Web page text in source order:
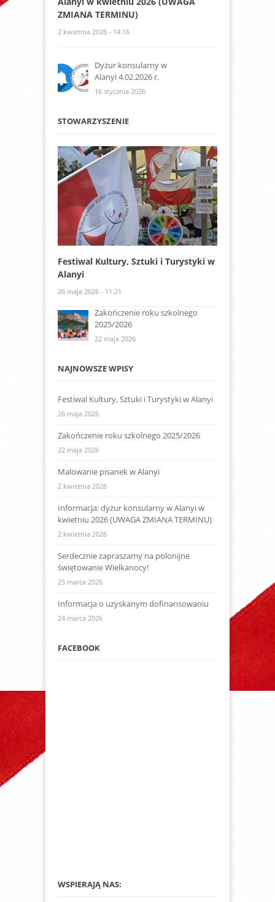
ZMIANA TERMINU)
2 kwietnia 2026 - 14:16
Dyżur konsularny w
Alanyi 4.02.2026 r.
16 stycznia 2026
STOWARZYSZENIE
Festiwal Kultury, Sztuki i Turystyki w
Alanyi
26 maja 2026 - 11:21
Zakończenie roku szkolnego
2025/2026
22 maja 2026
NAJNOWSZE WPISY
Festiwal Kultury, Sztuki i Turystyki w Alanyi
26 maja 2026
Zakończenie roku szkolnego 2025/2026
22 maja 2026
Malowanie pisanek w Alanyi
2 kwietnia 2026
Informacja: dyżur konsularny w Alanyi w
kwietniu 2026 (UWAGA ZMIANA TERMINU)
2 kwietnia 2026
Serdecznie zapraszamy na polonijne
świętowanie Wielkanocy!
25 marca 2026
Informacja o uzyskanym dofinansowaniu
24 marca 2026
FACEBOOK
WSPIERAJĄ NAS: